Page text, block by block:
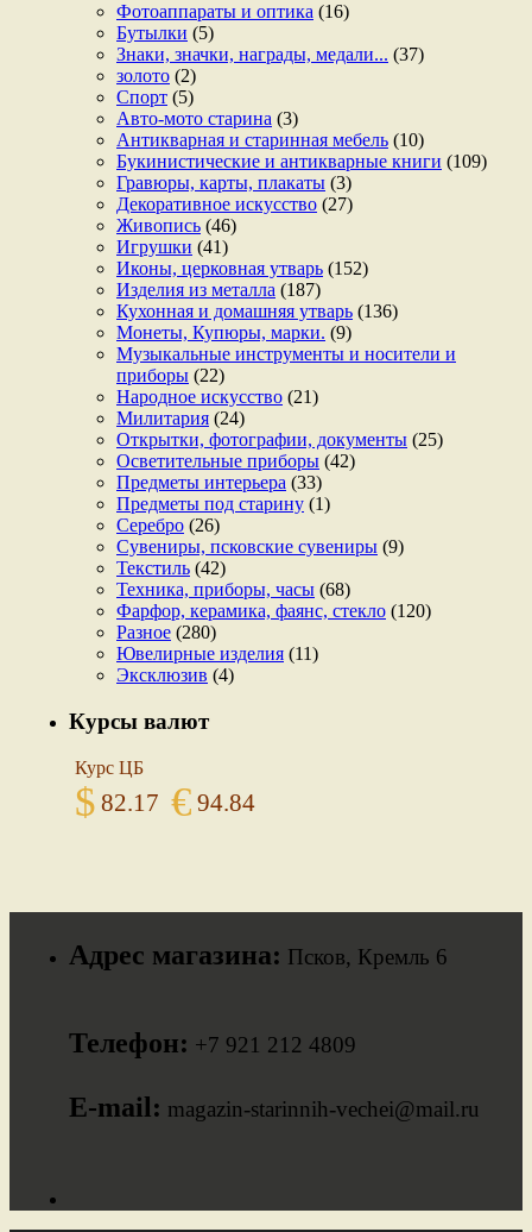
Фотоаппараты и оптика (16)
Бутылки (5)
Знаки, значки, награды, медали... (37)
золото (2)
Спорт (5)
Авто-мото старина (3)
Антикварная и старинная мебель (10)
Букинистические и антикварные книги (109)
Гравюры, карты, плакаты (3)
Декоративное искусство (27)
Живопись (46)
Игрушки (41)
Иконы, церковная утварь (152)
Изделия из металла (187)
Кухонная и домашняя утварь (136)
Монеты, Купюры, марки. (9)
Музыкальные инструменты и носители и
приборы (22)
Народное искусство (21)
Милитария (24)
Открытки, фотографии, документы (25)
Осветительные приборы (42)
Предметы интерьера (33)
Предметы под старину (1)
Серебро (26)
Сувениры, псковские сувениры (9)
Текстиль (42)
Техника, приборы, часы (68)
Фарфор, керамика, фаянс, стекло (120)
Разное (280)
Ювелирные изделия (11)
Эксклюзив (4)
Курсы валют
Курс ЦБ
$ 82.17 € 94.84
Адрес магазина: Псков, Кремль 6
Телефон: +7 921 212 4809
E-mail: magazin-starinnih-vechei@mail.ru